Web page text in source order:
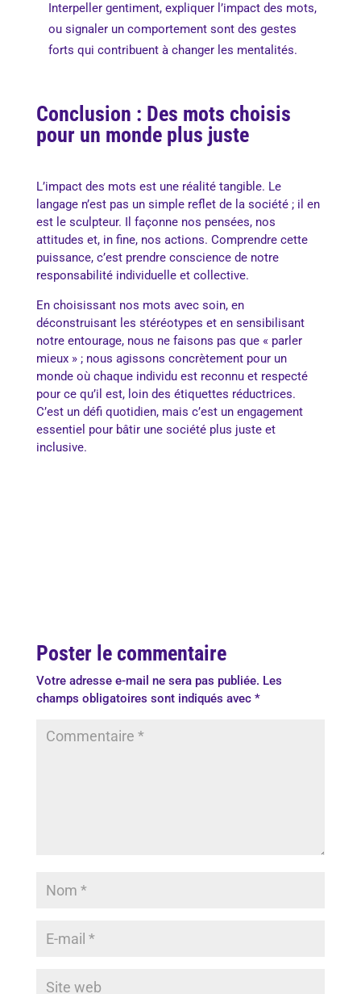
Interpeller gentiment, expliquer l’impact des mots,
ou signaler un comportement sont des gestes
forts qui contribuent à changer les mentalités.
Conclusion : Des mots choisis
pour un monde plus juste
L’impact des mots est une réalité tangible. Le
langage n’est pas un simple reflet de la société ; il en
est le sculpteur. Il façonne nos pensées, nos
attitudes et, in fine, nos actions. Comprendre cette
puissance, c’est prendre conscience de notre
responsabilité individuelle et collective.
En choisissant nos mots avec soin, en
déconstruisant les stéréotypes et en sensibilisant
notre entourage, nous ne faisons pas que « parler
mieux » ; nous agissons concrètement pour un
monde où chaque individu est reconnu et respecté
pour ce qu’il est, loin des étiquettes réductrices.
C’est un défi quotidien, mais c’est un engagement
essentiel pour bâtir une société plus juste et
inclusive.
Poster le commentaire
Votre adresse e-mail ne sera pas publiée. Les
champs obligatoires sont indiqués avec *